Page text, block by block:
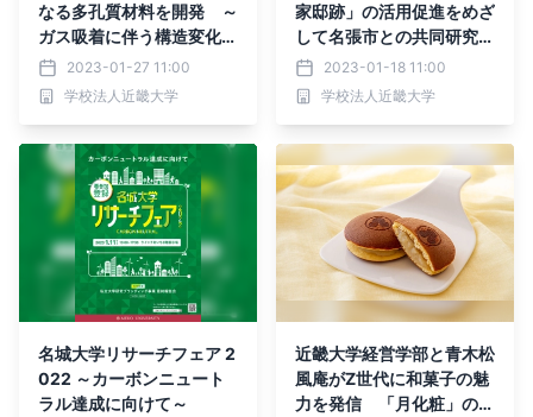
なる多孔質材料を開発 ～
ガス吸着に伴う構造変化に
起因する磁気相変換は世界
初～
2023-01-27 11:00
学校法人近畿大学
家邸跡」の活用促進をめざ
して名張市との共同研究展
示会を開催
2023-01-18 11:00
学校法人近畿大学
名城大学リサーチフェア 2
022 ～カーボンニュート
ラル達成に向けて～
近畿大学経営学部と青木松
風庵がZ世代に和菓子の魅
力を発信 「月化粧」のミ